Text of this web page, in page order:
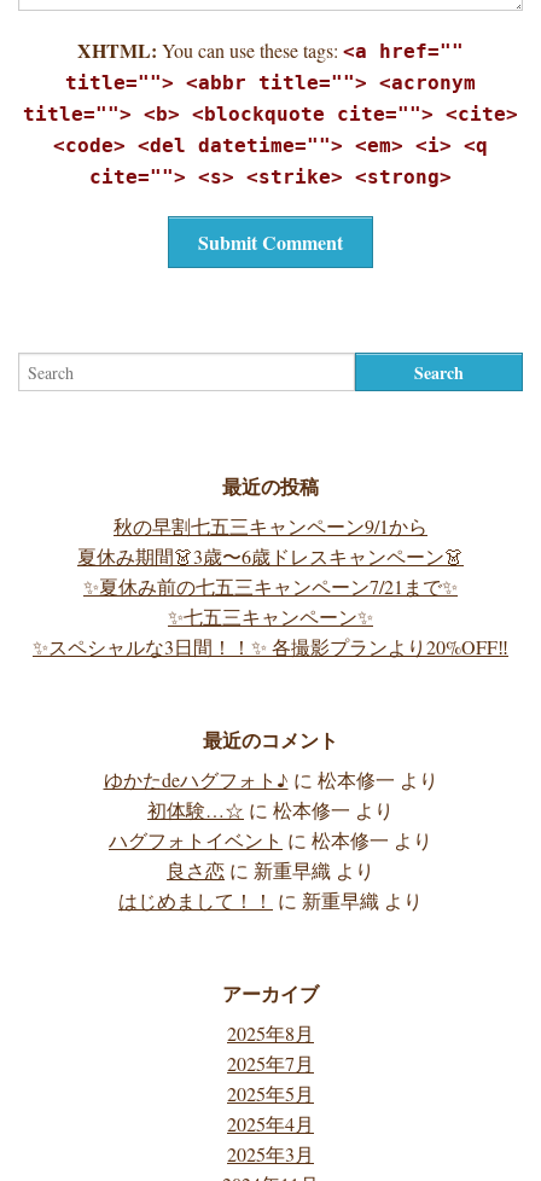
XHTML: You can use these tags: <a href=""
title=""> <abbr title=""> <acronym
title=""> <b> <blockquote cite=""> <cite>
<code> <del datetime=""> <em> <i> <q
cite=""> <s> <strike> <strong>
最近の投稿
秋の早割七五三キャンペーン9/1から
夏休み期間👗3歳〜6歳ドレスキャンペーン👗
✨夏休み前の七五三キャンペーン7/21まで✨
✨七五三キャンペーン✨
✨スペシャルな3日間！！✨ 各撮影プランより20%OFF‼️
最近のコメント
ゆかたdeハグフォト♪ に 松本修一 より
初体験…☆ に 松本修一 より
ハグフォトイベント に 松本修一 より
良さ恋 に 新重早織 より
はじめまして！！ に 新重早織 より
アーカイブ
2025年8月
2025年7月
2025年5月
2025年4月
2025年3月